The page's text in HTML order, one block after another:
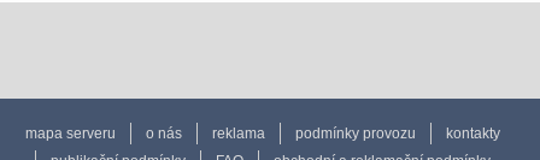
mapa serveru o nás reklama podmínky provozu
kontakty